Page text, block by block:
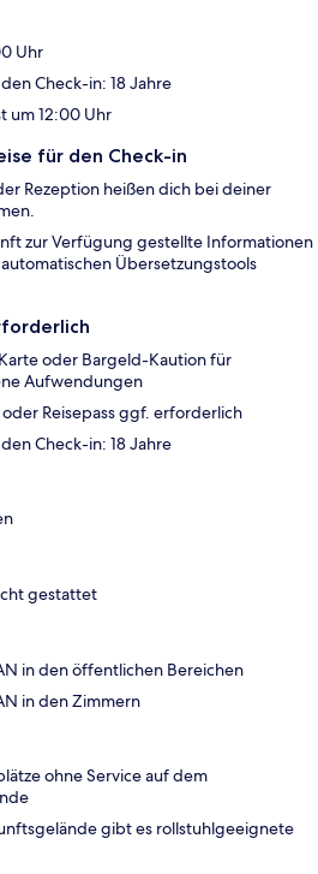
Uhr
Check-in: 18 Jahre
um 12:00 Uhr
für den Check-in
Rezeption heißen dich bei deiner
zur Verfügung gestellte Informationen
Übersetzungstools
oder Bargeld-Kaution für
Aufwendungen
oder Reisepass ggf. erforderlich
Check-in: 18 Jahre
gestattet
in den öffentlichen Bereichen
in den Zimmern
ohne Service auf dem
gibt es rollstuhlgeeignete